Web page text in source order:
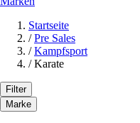
Startseite
/ Pre Sales
/ Kampfsport
/ Karate
Filter
Marke